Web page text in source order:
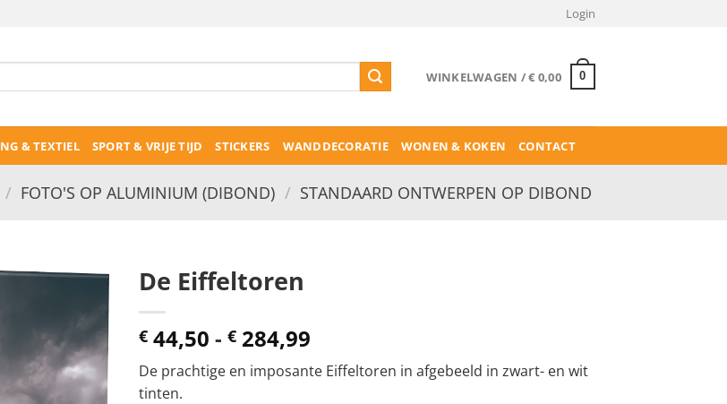
Login
WINKELWAGEN /€ 0,00 0
& TEXTIEL SPORT & VRIJE TIJD STICKERS WANDDECORATIE WONEN & KOKEN CONTACT
/ FOTO'S OP ALUMINIUM (DIBOND) / STANDAARD ONTWERPEN OP DIBOND
De Eiffeltoren
€ 44,50 - € 284,99
€ 44,50
tot
De prachtige en imposante Eiffeltoren in afgebeeld in zwart- en wit
tinten.